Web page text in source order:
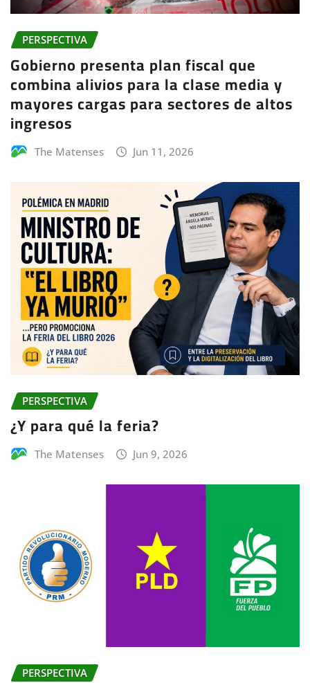
PERSPECTIVA
Gobierno presenta plan fiscal que
combina alivios para la clase media y
mayores cargas para sectores de altos
ingresos
The Matenses Jun 11, 2026
PERSPECTIVA
¿Y para qué la feria?
The Matenses Jun 9, 2026
PERSPECTIVA